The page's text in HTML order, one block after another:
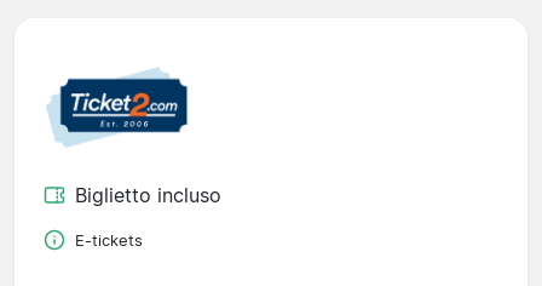
Biglietto incluso
E-tickets